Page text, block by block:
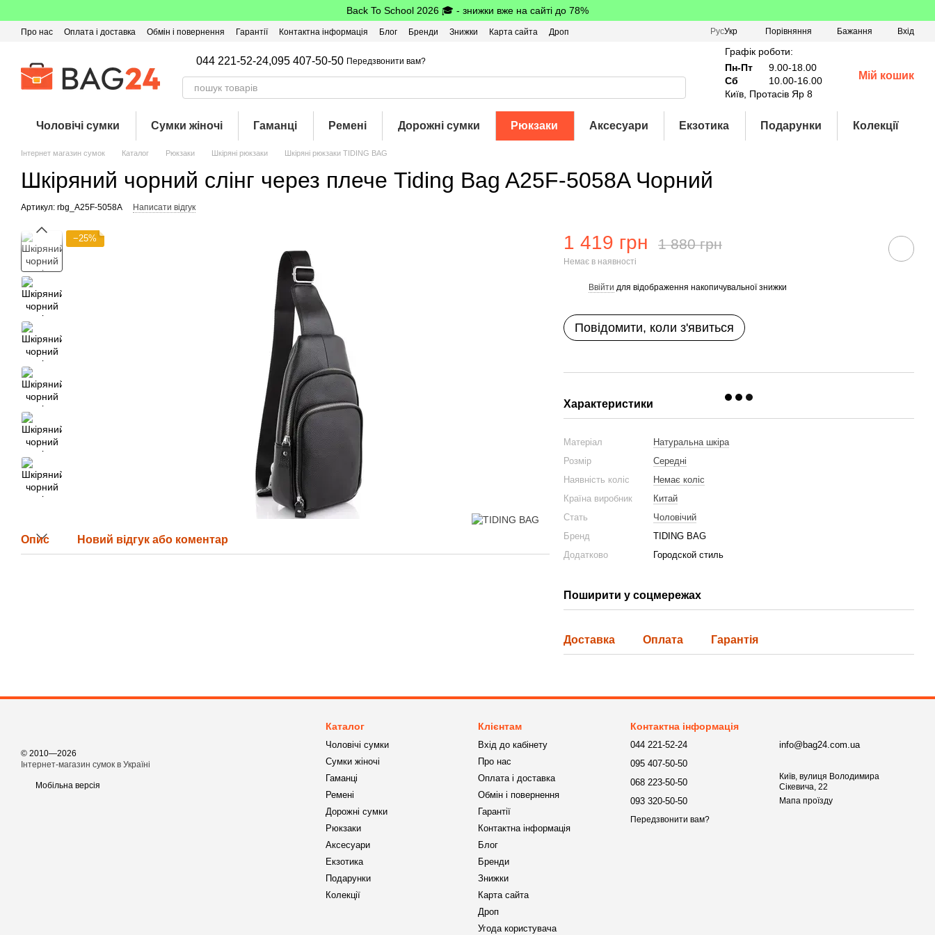
Back To School 2026 🎓 - знижки вже на сайті до 78%
Про нас Оплата і доставка Обмін і повернення Гарантії Контактна інформація Блог Бренди Знижки Карта сайта
Дроп
РусУкр Порівняння Бажання Вхід
044 221-52-24,095 407-50-50 Передзвонити вам?
Графік роботи:
Пн-Пт
9.00-18.00
Сб
10.00-16.00
Київ, Протасів Яр 8
Мій кошик
Чоловічі сумки Сумки жіночі Гаманці Ремені Дорожні сумки Рюкзаки Аксесуари Екзотика Подарунки Колекції
Інтернет магазин сумок Каталог Рюкзаки Шкіряні рюкзаки Шкіряні рюкзаки TIDING BAG
Шкіряний чорний слінг через плече Tiding Bag A25F-5058A Чорний
Артикул: rbg_A25F-5058A Написати відгук
−25%
Опис Новий відгук або коментар
1 419 грн 1 880 грн
Немає в наявності
Ввійти для відображення накопичувальної знижки
Повідомити, коли з'явиться
Характеристики
Матеріал
Натуральна шкіра
Розмір
Середні
Наявність коліс
Немає коліс
Країна виробник
Китай
Стать
Чоловічий
Бренд
TIDING BAG
Додатково
Городской стиль
Поширити у соцмережах
Доставка Оплата Гарантія
© 2010—2026
Інтернет-магазин сумок в Україні
Мобільна версія
Каталог
Чоловічі сумки
Сумки жіночі
Гаманці
Ремені
Дорожні сумки
Рюкзаки
Аксесуари
Екзотика
Подарунки
Колекції
Клієнтам
Вхід до кабінету
Про нас
Оплата і доставка
Обмін і повернення
Гарантії
Контактна інформація
Блог
Бренди
Знижки
Карта сайта
Дроп
Угода користувача
Контактна інформація
044 221-52-24
095 407-50-50
068 223-50-50
093 320-50-50
Передзвонити вам?
info@bag24.com.ua
Київ, вулиця Володимира
Сікевича, 22
Мапа проїзду